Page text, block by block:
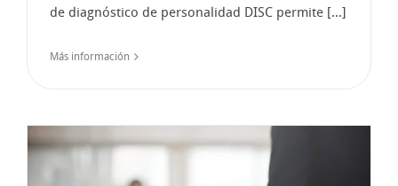
de diagnóstico de personalidad DISC permite [...]
Más información